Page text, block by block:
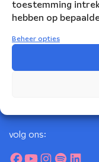
toestemming
hebben op
Beheer opties
Nederlands
Korte
volg ons: